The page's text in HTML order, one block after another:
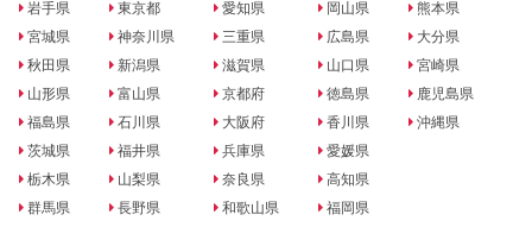
岩手県
宮城県
秋田県
山形県
福島県
茨城県
栃木県
群馬県
東京都
神奈川県
新潟県
富山県
石川県
福井県
山梨県
長野県
愛知県
三重県
滋賀県
京都府
大阪府
兵庫県
奈良県
和歌山県
岡山県
広島県
山口県
徳島県
香川県
愛媛県
高知県
福岡県
熊本県
大分県
宮崎県
鹿児島県
沖縄県